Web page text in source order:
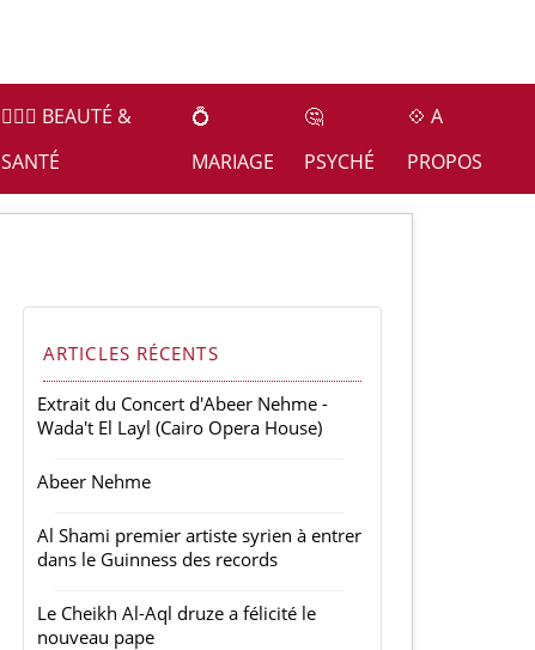
👩🏻‍⚕️ BEAUTÉ &
SANTÉ
💍
MARIAGE
🤔
PSYCHÉ
💠 A
PROPOS
ARTICLES RÉCENTS
Extrait du Concert d'Abeer Nehme -
Wada't El Layl (Cairo Opera House)
Abeer Nehme
Al Shami premier artiste syrien à entrer
dans le Guinness des records
Le Cheikh Al-Aql druze a félicité le
nouveau pape